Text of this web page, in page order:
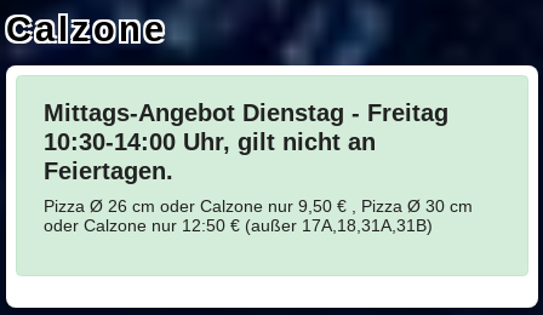
Calzone
Mittags-Angebot Dienstag - Freitag
10:30-14:00 Uhr, gilt nicht an
Feiertagen.
Pizza Ø 26 cm oder Calzone nur 9,50 € , Pizza Ø 30 cm
oder Calzone nur 12:50 € (außer 17A,18,31A,31B)